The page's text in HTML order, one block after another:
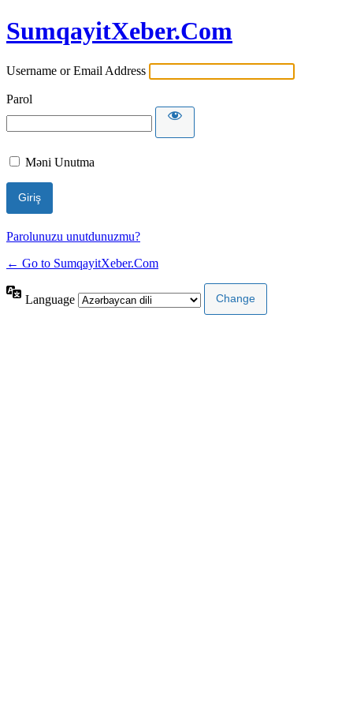
SumqayitXeber.Com
Username or Email Address
Parol
Məni Unutma
Parolunuzu unutdunuzmu?
← Go to SumqayitXeber.Com
Language